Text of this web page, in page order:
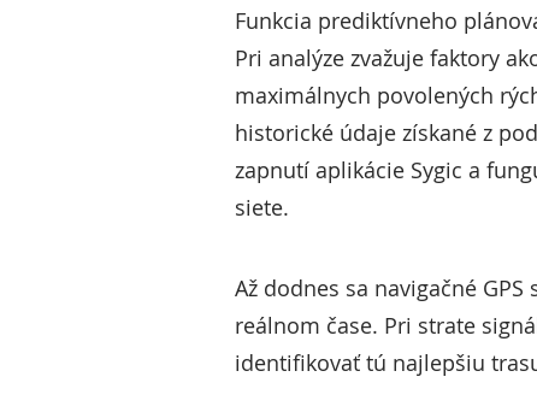
Funkcia prediktívneho
Pri analýze zvažuje faktory
maximálnych povolených
historické údaje získané z
zapnutí aplikácie Sygic a
siete.
Až dodnes sa navigačné
reálnom čase. Pri strate
identifikovať tú najlepšiu